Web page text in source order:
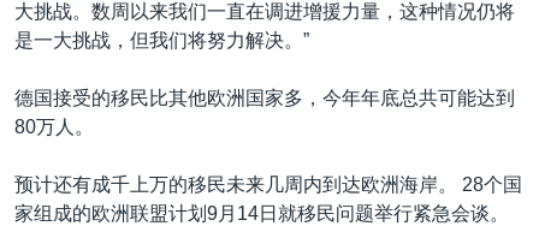
大挑战。数周以来我们一直在调进增援力量，这种情况仍将
是一大挑战，但我们将努力解决。”
德国接受的移民比其他欧洲国家多，今年年底总共可能达到
80万人。
预计还有成千上万的移民未来几周内到达欧洲海岸。 28个国
家组成的欧洲联盟计划9月14日就移民问题举行紧急会谈。